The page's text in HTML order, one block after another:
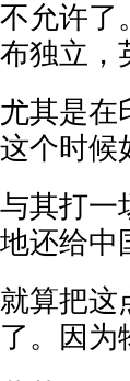
不允许了
布独立，
尤其是在
这个时候
与其打一
地还给中
就算把这
了。因为